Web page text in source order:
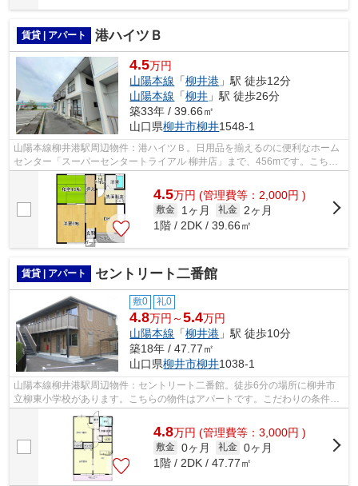
賃貸 | アパート 港ハイツＢ
4.5万円
山陽本線 「柳井港 」駅 徒歩12分
山陽本線 「柳井 」駅 徒歩26分
築33年 / 39.66㎡
山口県柳井市柳井1548-1
山陽本線柳井港駅周辺物件：港ハイツＢ。日用品を揃えるのに便利なホーム
センター「スーパーセンタートライアル 柳井店」まで、456mです。こちら
の物件はアパートです。この物件は駅ま...
4.5万円 (管理費等：2,000円 )
敷金 1ヶ月 礼金
2ヶ月
1階 / 2DK / 39.66㎡
賃貸 | アパート セントリート二番館
敷0 礼0
4.8万円～5.4万円
山陽本線 「柳井港 」駅 徒歩10分
築18年 / 47.77㎡
山口県柳井市柳井1038-1
山陽本線柳井港駅周辺物件：セントリート二番館。徒歩6分の場所に柳井市
立柳東小学校があります。こちらの物件はアパートです。こだわりの条件と
して多い、駅徒歩10分の物件です。柳井...
4.8万円 (管理費等：3,000円 )
敷金 0ヶ月 礼金 0ヶ月
1階 / 2DK / 47.77㎡